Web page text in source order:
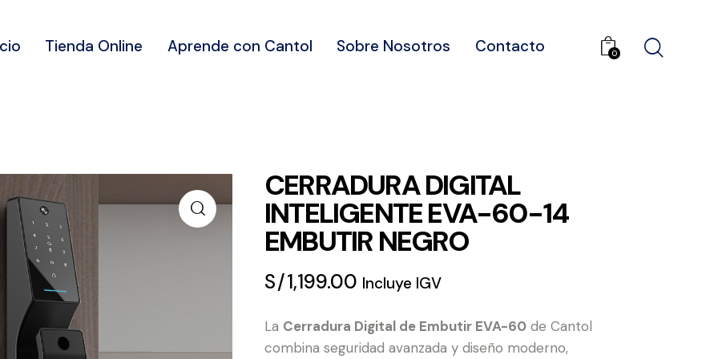
Tienda Online Aprende con Cantol Sobre Nosotros Contacto 0
CERRADURA DIGITAL
INTELIGENTE EVA-60-14
EMBUTIR NEGRO
S/1,199.00 Incluye IGV
La Cerradura Digital de Embutir EVA-60 de Cantol
combina seguridad avanzada y diseño moderno,